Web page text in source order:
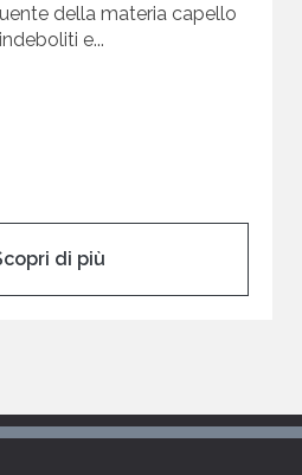
della materia capello
e...
di più